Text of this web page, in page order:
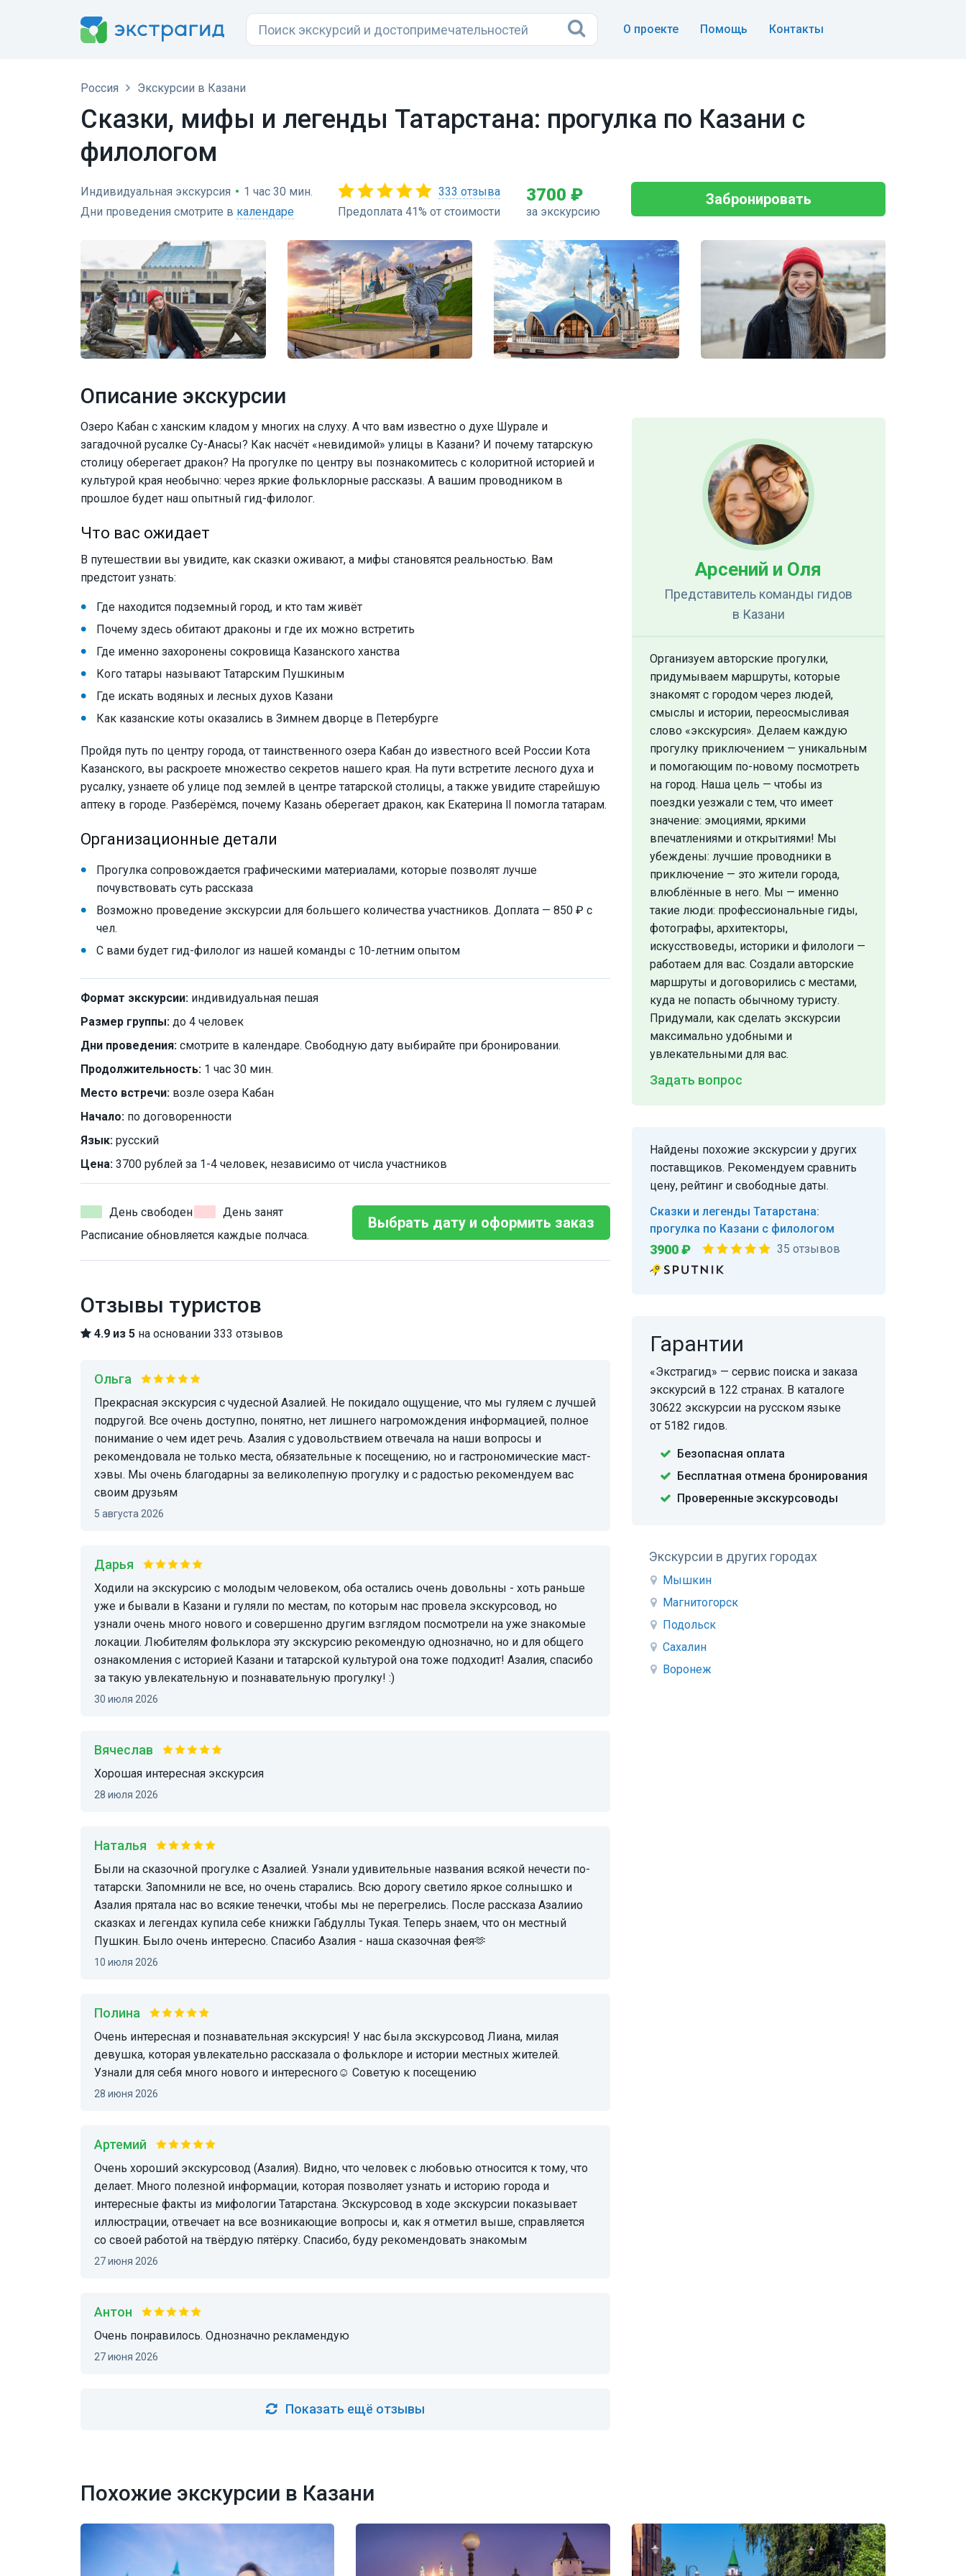
О проекте Помощь Контакты
Россия Экскурсии в Казани
Сказки, мифы и легенды Татарстана: прогулка по Казани с
филологом
Индивидуальная экскурсия • 1 час 30 мин.
Дни проведения смотрите в календаре
333 отзыва
Предоплата 41% от стоимости
3700 ₽
за экскурсию
Забронировать
Описание экскурсии
Озеро Кабан с ханским кладом у многих на слуху. А что вам известно о духе Шурале и
загадочной русалке Су-Анасы? Как насчёт «невидимой» улицы в Казани? И почему татарскую
столицу оберегает дракон? На прогулке по центру вы познакомитесь с колоритной историей и
культурой края необычно: через яркие фольклорные рассказы. А вашим проводником в
прошлое будет наш опытный гид-филолог.
Что вас ожидает
В путешествии вы увидите, как сказки оживают, а мифы становятся реальностью. Вам
предстоит узнать:
Где находится подземный город, и кто там живёт
Почему здесь обитают драконы и где их можно встретить
Где именно захоронены сокровища Казанского ханства
Кого татары называют Татарским Пушкиным
Где искать водяных и лесных духов Казани
Как казанские коты оказались в Зимнем дворце в Петербурге
Пройдя путь по центру города, от таинственного озера Кабан до известного всей России Кота
Казанского, вы раскроете множество секретов нашего края. На пути встретите лесного духа и
русалку, узнаете об улице под землей в центре татарской столицы, а также увидите старейшую
аптеку в городе. Разберёмся, почему Казань оберегает дракон, как Екатерина ll помогла татарам.
Организационные детали
Прогулка сопровождается графическими материалами, которые позволят лучше
почувствовать суть рассказа
Возможно проведение экскурсии для большего количества участников. Доплата — 850 ₽ с
чел.
С вами будет гид-филолог из нашей команды с 10-летним опытом
Формат экскурсии: индивидуальная пешая
Размер группы: до 4 человек
Дни проведения: смотрите в календаре. Свободную дату выбирайте при бронировании.
Продолжительность: 1 час 30 мин.
Место встречи: возле озера Кабан
Начало: по договоренности
Язык: русский
Цена: 3700 рублей за 1-4 человек, независимо от числа участников
День свободен
День занят
Расписание обновляется каждые полчаса.
Выбрать дату и оформить заказ
Отзывы туристов
4.9 из 5 на основании 333 отзывов
Ольга
Прекрасная экскурсия с чудесной Азалией. Не покидало ощущение, что мы гуляем с лучшей
подругой. Все очень доступно, понятно, нет лишнего нагромождения информацией, полное
понимание о чем идет речь. Азалия с удовольствием отвечала на наши вопросы и
рекомендовала не только места, обязательные к посещению, но и гастрономические маст-
хэвы. Мы очень благодарны за великолепную прогулку и с радостью рекомендуем вас
своим друзьям
5 августа 2026
Дарья
Ходили на экскурсию с молодым человеком, оба остались очень довольны - хоть раньше
уже и бывали в Казани и гуляли по местам, по которым нас провела экскурсовод, но
узнали очень много нового и совершенно другим взглядом посмотрели на уже знакомые
локации. Любителям фольклора эту экскурсию рекомендую однозначно, но и для общего
ознакомления с историей Казани и татарской культурой она тоже подходит! Азалия, спасибо
за такую увлекательную и познавательную прогулку! :)
30 июля 2026
Вячеслав
хорошая интересная экскурсия
28 июля 2026
Наталья
Были на сказочной прогулке с Азалией. Узнали удивительные названия всякой нечести по-
татарски. Запомнили не все, но очень старались. Всю дорогу светило яркое солнышко и
Азалия прятала нас во всякие тенечки, чтобы мы не перегрелись. После рассказа Азалиио
сказках и легендах купила себе книжки Габдуллы Тукая. Теперь знаем, что он местный
Пушкин. Было очень интересно. Спасибо Азалия - наша сказочная фея🫶
10 июля 2026
Полина
Очень интересная и познавательная экскурсия! У нас была экскурсовод Лиана, милая
девушка, которая увлекательно рассказала о фольклоре и истории местных жителей.
Узнали для себя много нового и интересного☺️ Советую к посещению
28 июня 2026
Артемий
Очень хороший экскурсовод (Азалия). Видно, что человек с любовью относится к тому, что
делает. Много полезной информации, которая позволяет узнать и историю города и
интересные факты из мифологии Татарстана. Экскурсовод в ходе экскурсии показывает
иллюстрации, отвечает на все возникающие вопросы и, как я отметил выше, справляется
со своей работой на твёрдую пятёрку. Спасибо, буду рекомендовать знакомым
27 июня 2026
Антон
Очень понравилось. Однозначно рекламендую
27 июня 2026
Показать ещё отзывы
Арсений и Оля
Представитель команды гидов
в Казани
Организуем авторские прогулки,
придумываем маршруты, которые
знакомят с городом через людей,
смыслы и истории, переосмысливая
слово «экскурсия». Делаем каждую
прогулку приключением — уникальным
и помогающим по-новому посмотреть
на город. Наша цель — чтобы из
поездки уезжали с тем, что имеет
значение: эмоциями, яркими
впечатлениями и открытиями! Мы
убеждены: лучшие проводники в
приключение — это жители города,
влюблённые в него. Мы — именно
такие люди: профессиональные гиды,
фотографы, архитекторы,
искусствоведы, историки и филологи —
работаем для вас. Создали авторские
маршруты и договорились с местами,
куда не попасть обычному туристу.
Придумали, как сделать экскурсии
максимально удобными и
увлекательными для вас.
Задать вопрос
Найдены похожие экскурсии у других
поставщиков. Рекомендуем сравнить
цену, рейтинг и свободные даты.
Сказки и легенды Татарстана:
прогулка по Казани с филологом
3900 ₽ 35 отзывов
Гарантии
«Экстрагид» — сервис поиска и заказа
экскурсий в 122 странах. В каталоге
30622 экскурсии на русском языке
от 5182 гидов.
Безопасная оплата
Бесплатная отмена бронирования
Проверенные экскурсоводы
Экскурсии в других городах
Мышкин
Магнитогорск
Подольск
Сахалин
Воронеж
Похожие экскурсии в Казани